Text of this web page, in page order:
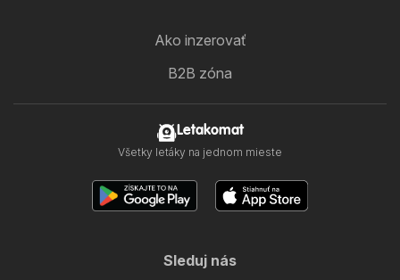
Ako inzerovať
B2B zóna
Letakomat
Všetky letáky na jednom mieste
Sleduj nás